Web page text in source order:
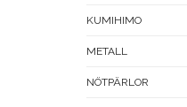
KUMIHIMO
METALL
NÖTPÄRLOR